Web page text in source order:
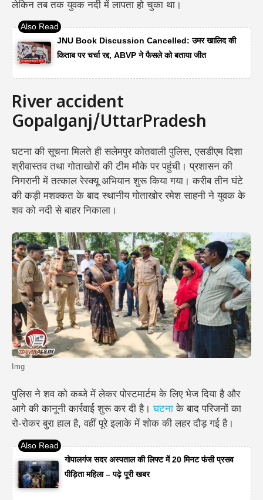
लेकिन तब तक युवक नदी में लापता हो चुका था।
JNU Book Discussion Cancelled: उमर खालिद की
किताब पर चर्चा रद्द, ABVP ने फैसले को बताया जीत
River accident
Gopalganj/UttarPradesh
घटना की सूचना मिलते ही सलेमपुर कोतवाली पुलिस, एसडीएम दिशा
श्रीवास्तव तथा गोताखोरों की टीम मौके पर पहुंची। प्रशासन की
निगरानी में तत्काल रेस्क्यू अभियान शुरू किया गया। करीब तीन घंटे
की कड़ी मशक्कत के बाद स्थानीय गोताखोर रमेश साहनी ने युवक के
शव को नदी से बाहर निकाला।
Img
पुलिस ने शव को कब्जे में लेकर पोस्टमार्टम के लिए भेज दिया है और
आगे की कानूनी कार्रवाई शुरू कर दी है।घटना के बाद परिजनों का
रो-रोकर बुरा हाल है, वहीं पूरे इलाके में शोक की लहर दौड़ गई है।
गोपालगंज सदर अस्पताल की लिफ्ट में 20 मिनट फंसी प्रसव
पीड़िता महिला – पढ़े पूरी खबर